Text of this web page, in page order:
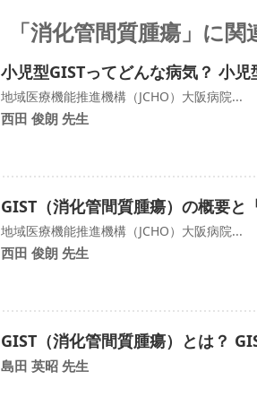
「消化管間質腫瘍」に
小児型GISTってどんな病気？ 小
地域医療機能推進機構（JCHO）大阪病院...
西田 俊朗 先生
GIST（消化管間質腫瘍）の概要と
地域医療機能推進機構（JCHO）大阪病院...
西田 俊朗 先生
GIST（消化管間質腫瘍）とは？
島田 英昭 先生